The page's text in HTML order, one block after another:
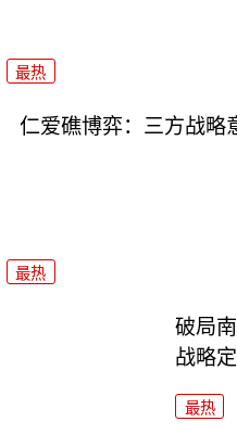
最热
仁爱礁博弈：三方战略
最热
破局
战略
最热